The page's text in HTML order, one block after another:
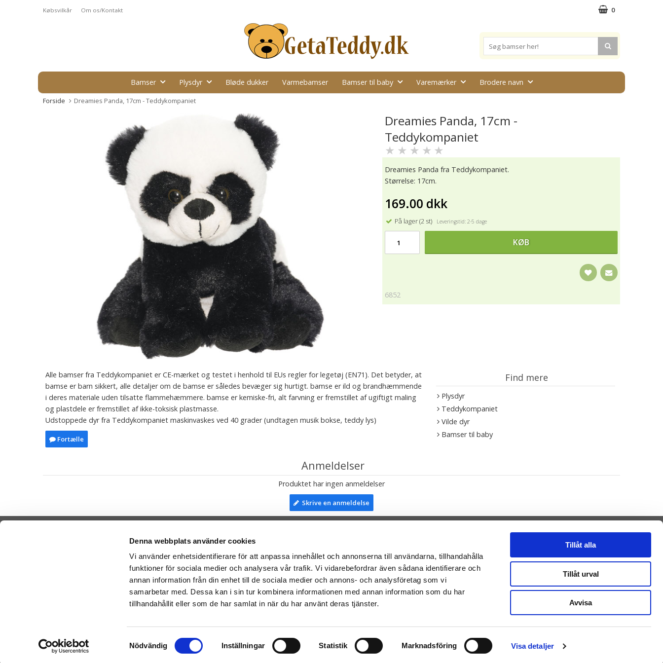
Denna webbplats använder cookies
Vi använder enhetsidentifierare för att anpassa innehållet och annonserna till användarna, tillhandahålla
funktioner för sociala medier och analysera vår trafik. Vi vidarebefordrar även sådana identifierare och
annan information från din enhet till de sociala medier och annons- och analysföretag som vi
samarbetar med. Dessa kan i sin tur kombinera informationen med annan information som du har
tillhandahållit eller som de har samlat in när du har använt deras tjänster.
Samtyckesval
Nödvändig Inställningar Statistik Marknadsföring Visa detaljer
Tillåt alla
Tillåt urval
Avvisa
Købsvilkår Om os/Kontakt 0
Bamser Plysdyr Bløde dukker Varmebamser Bamser til baby Varemærker Brodere navn
Forside Dreamies Panda, 17cm - Teddykompaniet
Dreamies Panda, 17cm -
Teddykompaniet
★ ★ ★ ★ ★
Dreamies Panda fra Teddykompaniet.
Størrelse: 17cm.
169.00 dkk
På lager (2 st) Leveringstid: 2-5 dage
KØB
6852
Alle bamser fra Teddykompaniet er CE-mærket og testet i henhold til EUs regler for legetøj (EN71). Det betyder, at
bamse er barn sikkert, alle detaljer om de bamse er således bevæger sig hurtigt. bamse er ild og brandhæmmende
i deres materiale uden tilsatte flammehæmmere. bamse er kemiske-fri, alt farvning er fremstillet af ugiftigt maling
og plastdele er fremstillet af ikke-toksisk plastmasse.
Udstoppede dyr fra Teddykompaniet maskinvaskes ved 40 grader (undtagen musik bokse, teddy lys)
Fortælle
Find mere
Plysdyr
Teddykompaniet
Vilde dyr
Bamser til baby
Anmeldelser
Produktet har ingen anmeldelser
Skrive en anmeldelse
Sende Bamser til:
-Nalleriet.se
-GetaTeddy.fi
- GetaTeddy.dk
Facebook
Instagram
Presenteriet AB
33330 Smålandsstenar
E-mail: kontakt@getateddy.dk